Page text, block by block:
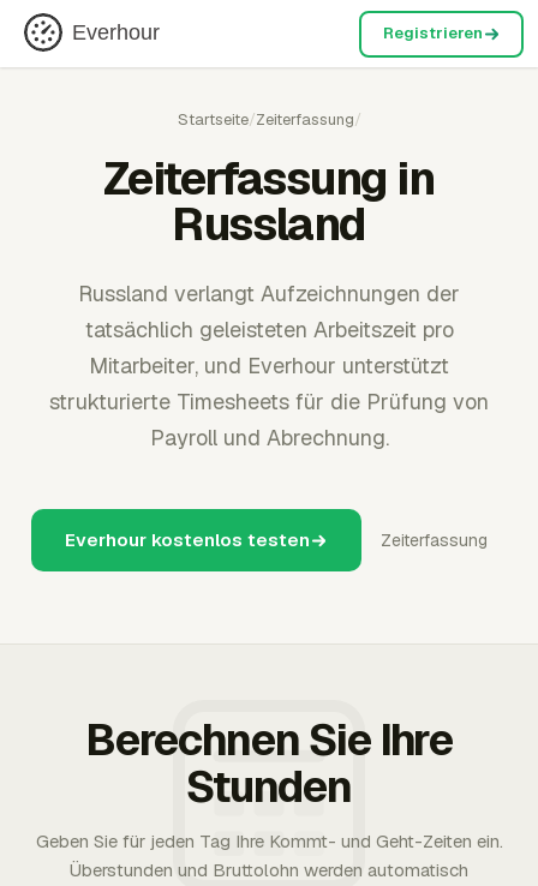
Everhour Registrieren
Startseite/Zeiterfassung/
Zeiterfassung in
Russland
Russland verlangt Aufzeichnungen der
tatsächlich geleisteten Arbeitszeit pro
Mitarbeiter, und Everhour unterstützt
strukturierte Timesheets für die Prüfung von
Payroll und Abrechnung.
Everhour kostenlos testen Zeiterfassung
Berechnen Sie Ihre
Stunden
Geben Sie für jeden Tag Ihre Kommt- und Geht-Zeiten ein.
Überstunden und Bruttolohn werden automatisch